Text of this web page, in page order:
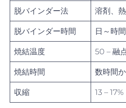
脱バインダー法 溶剤、
脱バインダー時間 日～時間
焼結温度 50 – 融
焼結時間 数時間
収縮 13 –